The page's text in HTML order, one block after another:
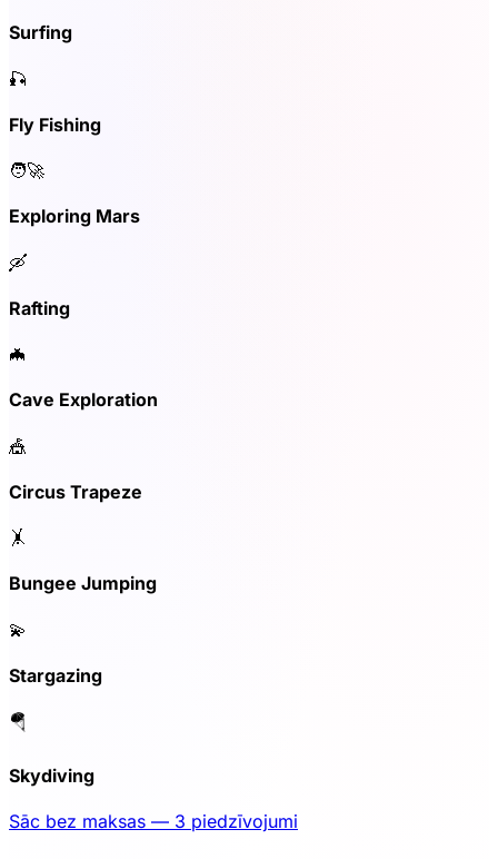
Surfing
🎣
Fly Fishing
🧑‍🚀
Exploring Mars
🛶
Rafting
🦇
Cave Exploration
🎪
Circus Trapeze
🤸
Bungee Jumping
💫
Stargazing
🪂
Skydiving
Sāc bez maksas — 3 piedzīvojumi